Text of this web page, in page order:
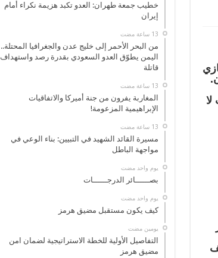
خطيب جمعة طهران: العدو تكبد هزيمة نكراء أمام
إيران
من البحر الأحمر إلى خليج عدن والجغرافيا المحتلة..
اليمن يطوّق العدو السعودي بقدرة رصد واستهداف
قاتلة
المغاربة يفرون من جنة أميركا والاتفاقيات
الإبراهيمية المزعومة!
مسيرة القائد الشهيد في التبيين: بناء الوعي في
مواجهة الباطل
‏يوم واحد مضت
بصــــــائر الدرجــــــات
‏يوم واحد مضت
كيف يكون مستقبل مضيق هرمز
‏يومين مضت
التفاصيل الأولية للخطة الاستراتيجية لضمان امن
مضيق هرمز